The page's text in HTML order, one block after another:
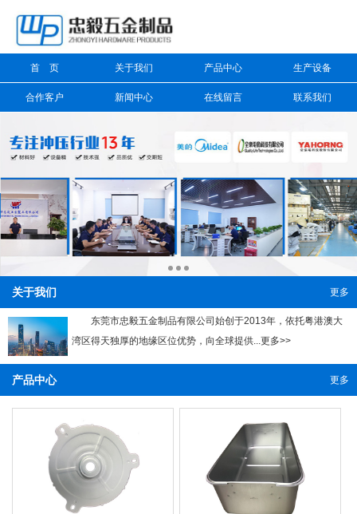
首 页 关于我们 产品中心 生产设备
合作客户 新闻中心 在线留言 联系我们
更多
关于我们
东莞市忠毅五金制品有限公司始创于2013年，依托粤港澳大
湾区得天独厚的地缘区位优势，向全球提供...更多>>
更多
产品中心
搜索